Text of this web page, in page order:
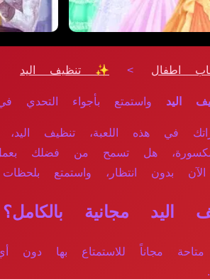
اطفال > ✨ تنظيف اليد
اليد واستمتع بأجواء
في هذه اللعبة، تنظيف
هل تسمح من فضلك بعمل
بدون انتظار، واستمتع
مجانية بالكامل؟
متاحة مجاناً للاستمتاع بها